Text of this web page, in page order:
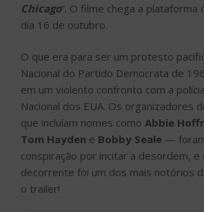
Chicago“. O filme chega a plataforma
dia 16 de outubro.
O que era para ser um protesto
Nacional do Partido Democrata de
em um violento confronto com a
Nacional dos EUA. Os
que incluíam nomes como Abbie
Tom Hayden e Bobby Seale —
conspiração por incitar a desordem, e
decorrente foi um dos mais notórios
o trailer!